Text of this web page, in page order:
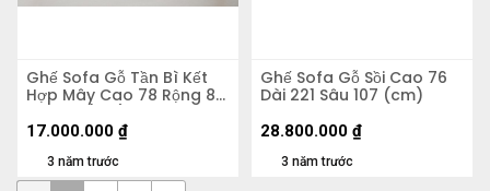
Ghế Sofa Gỗ Tần Bì Kết
Hợp Mây Cao 78 Rộng 83
Dài 190 (cm)
3 năm trước
17.000.000 ₫
Ghế Sofa Gỗ Sồi Cao 76
Dài 221 Sâu 107 (cm)
3 năm trước
28.800.000 ₫